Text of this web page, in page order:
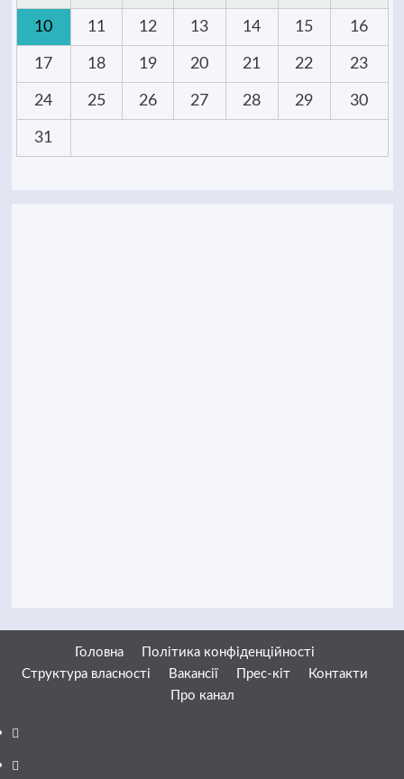
10 11 12 13 14 15 16
17 18 19 20 21 22 23
24 25 26 27 28 29 30
31
Головна
Політика конфіденційності
Структура власності
Вакансії Прес-кіт
Контакти
Про канал
Facebook
YouTube